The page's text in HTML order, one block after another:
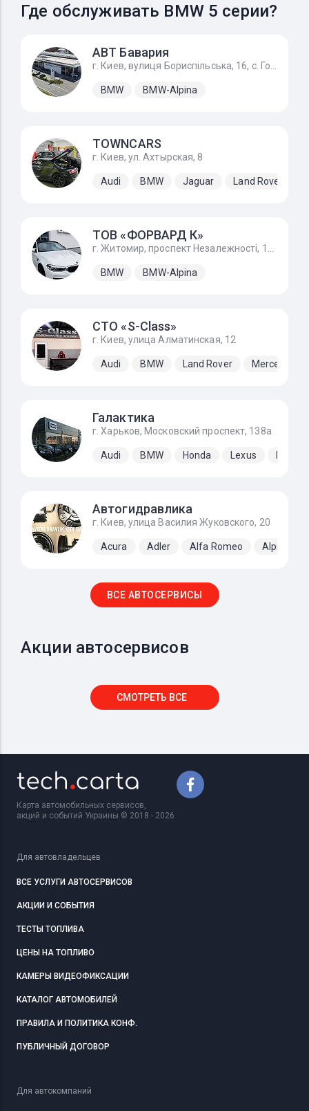
Где обслуживать BMW 5 серии?
АВТ Бавария
BMW BMW-Alpina
TOWNCARS
г. Киев, ул. Ахтырская, 8
Audi BMW Jaguar Land Rover
ТОВ «ФОРВАРД К»
BMW BMW-Alpina
СТО «S-Class»
г. Киев, улица Алматинская, 12
Audi BMW Land Rover Mercedes-
Галактика
г. Харьков, Московский проспект, 138а
Audi BMW Honda Lexus
Автогидравлика
г. Киев, улица Василия Жуковского, 20
Acura Adler Alfa Romeo Alpine
ВСЕ АВТОСЕРВИСЫ
Акции автосервисов
СМОТРЕТЬ ВСЕ
Карта автомобильных сервисов,
акций и событий Украины © 2018 - 2026
Для автовладельцев
ВСЕ УСЛУГИ АВТОСЕРВИСОВ
АКЦИИ И СОБЫТИЯ
ТЕСТЫ ТОПЛИВА
ЦЕНЫ НА ТОПЛИВО
КАМЕРЫ ВИДЕОФИКСАЦИИ
КАТАЛОГ АВТОМОБИЛЕЙ
ПРАВИЛА И ПОЛИТИКА КОНФ.
ПУБЛИЧНЫЙ ДОГОВОР
Для автокомпаний